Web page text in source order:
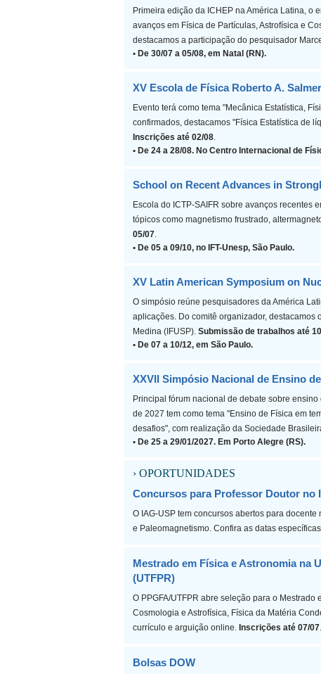
Primeira edição da ICHEP na América Latina, o
avanços em Física de Partículas, Astrofísica e
destacamos a participação do pesquisador
• De 30/07 a 05/08, em Natal (RN).
XV Escola de Física Roberto A.
Evento terá como tema "Mecânica Estatística,
confirmados, destacamos "Física Estatística de
Inscrições até 02/08.
• De 24 a 28/08. No Centro Internacional de
School on Recent Advances in
Escola do ICTP-SAIFR sobre avanços recentes
tópicos como magnetismo frustrado,
05/07.
• De 05 a 09/10, no IFT-Unesp, São Paulo.
XV Latin American Symposium on
O simpósio reúne pesquisadores da América
aplicações. Do comitê organizador, destacamos
Medina (IFUSP). Submissão de trabalhos até
• De 07 a 10/12, em São Paulo.
XXVII Simpósio Nacional de Ensino
Principal fórum nacional de debate sobre
de 2027 tem como tema "Ensino de Física em
desafios", com realização da Sociedade
• De 25 a 29/01/2027. Em Porto Alegre (RS).
› OPORTUNIDADES
Concursos para Professor Doutor no
O IAG-USP tem concursos abertos para
e Paleomagnetismo. Confira as datas
Mestrado em Física e Astronomia na
(UTFPR)
O PPGFA/UTFPR abre seleção para o
Cosmologia e Astrofísica, Física da Matéria
currículo e arguição online. Inscrições até 07/07.
Bolsas DOW